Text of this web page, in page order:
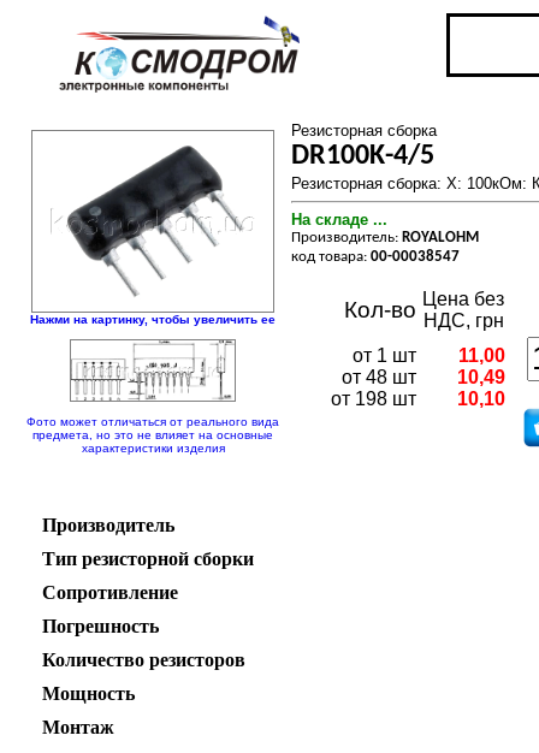
Нажми на картинку, чтобы увеличить ее
Фото может отличаться от реального вида
предмета, но это не влияет на основные
характеристики изделия
Резисторная сборка
DR100K-4/5
Резисторная сборка: X: 100кОм:
На складе ...
Производитель: ROYALOHM
код товара: 00-00038547
Кол-во Цена без
НДС, грн
от 1 шт
от 48 шт
от 198 шт
11,00
10,49
10,10
Производитель
Тип резисторной сборки
Сопротивление
Погрешность
Количество резисторов
Мощность
Монтаж